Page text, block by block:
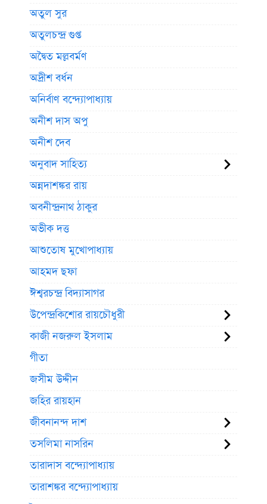
অতুল সুর
অতুলচন্দ্র গুপ্ত
অদ্বৈত মল্লবর্মণ
অদ্রীশ বর্ধন
অনির্বাণ বন্দ্যোপাধ্যায়
অনীশ দাস অপু
অনীশ দেব
অনুবাদ সাহিত্য
অন্নদাশঙ্কর রায়
অবনীন্দ্রনাথ ঠাকুর
অভীক দত্ত
আশুতোষ মুখোপাধ্যায়
আহমদ ছফা
ঈশ্বরচন্দ্র বিদ্যাসাগর
উপেন্দ্রকিশোর রায়চৌধুরী
কাজী নজরুল ইসলাম
গীতা
জসীম উদ্দীন
জহির রায়হান
জীবনানন্দ দাশ
তসলিমা নাসরিন
তারাদাস বন্দ্যোপাধ্যায়
তারাশঙ্কর বন্দ্যোপাধ্যায়